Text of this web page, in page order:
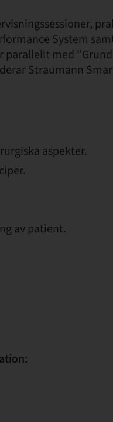
System
parallellt med
Straumann
aspekter.
av patient.